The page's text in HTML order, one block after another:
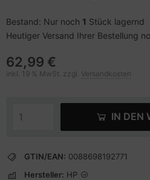
Bestand: Nur noch 1 Stück lagernd
Heutiger Versand Ihrer Bestellung
62,99 €
inkl. 19 % MwSt. zzgl. Versandkosten
IN DEN
GTIN/EAN: 0088698192771
Hersteller: HP
Modding